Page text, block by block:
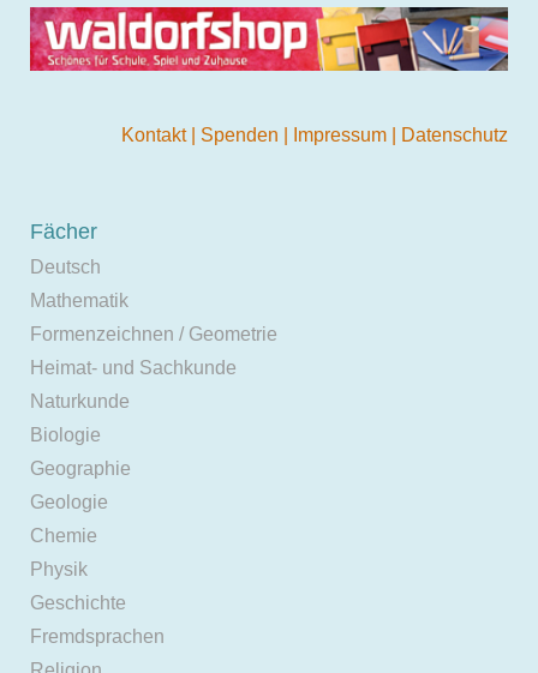
Kontakt Spenden Impressum Datenschutz
Fächer
Deutsch
Mathematik
Formenzeichnen / Geometrie
Heimat- und Sachkunde
Naturkunde
Biologie
Geographie
Geologie
Chemie
Physik
Geschichte
Fremdsprachen